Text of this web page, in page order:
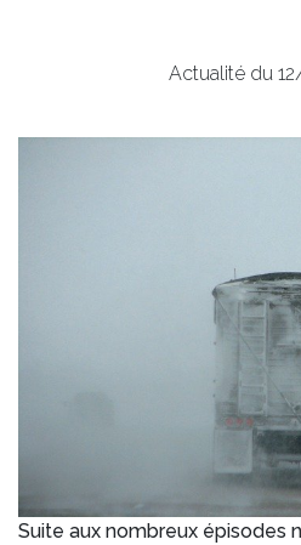
Actualité du
Suite aux nombreux épisodes